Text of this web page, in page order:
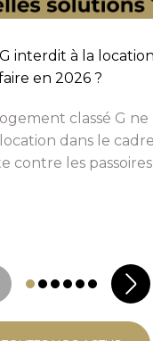
interdit à la
en 2026 ?
classé G
dans le
contre les passoires